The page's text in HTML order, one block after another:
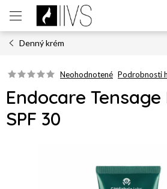
obsah
Denný krém
Neohodnotené Podrobnosti
Endocare
SPF 30